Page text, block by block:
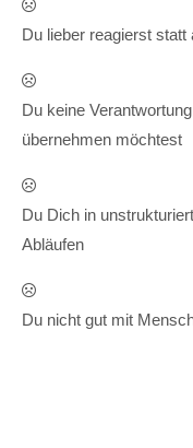
Du lieber reagierst
Du keine
übernehmen möchtest
Du Dich in
Abläufen
Du nicht gut mit